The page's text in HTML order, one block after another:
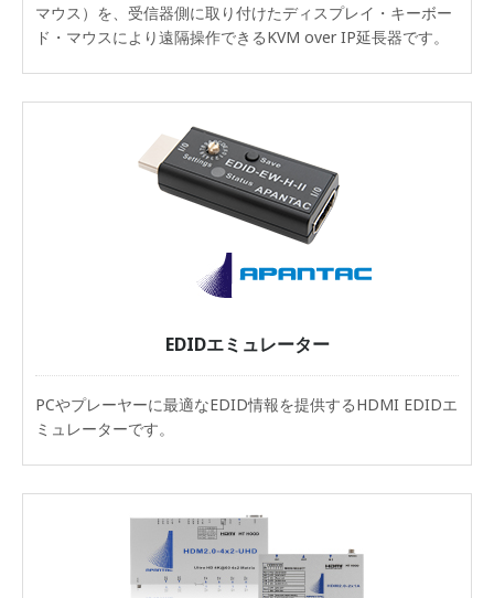
マウス）を、受信器側に取り付けたディスプレイ・キーボー
ド・マウスにより遠隔操作できるKVM over IP延長器です。
EDIDエミュレーター
PCやプレーヤーに最適なEDID情報を提供するHDMI EDIDエ
ミュレーターです。